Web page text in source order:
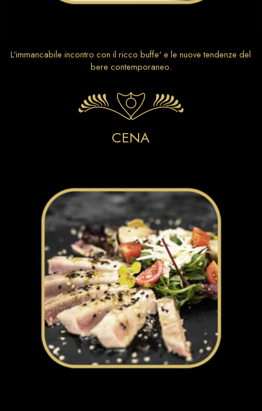
L'immancabile incontro con il ricco buffe' e le nuove tendenze del
bere contemporaneo.
CENA